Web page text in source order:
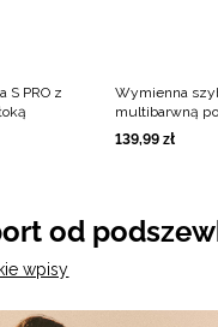
S PRO z
Wymienna
multibarwną
139,99 zł
od
wpisy